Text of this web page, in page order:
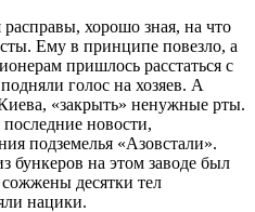
хорошо зная, на что
Ему в принципе повезло, а
пришлось расстаться с
голос на хозяев. А
«закрыть» ненужные рты.
новости,
подземелья «Азовстали».
бункеров на этом заводе был
десятки тел
нацики.